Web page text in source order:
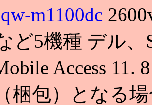
m1100dc
ど5機種 デル
Access
梱包）となる